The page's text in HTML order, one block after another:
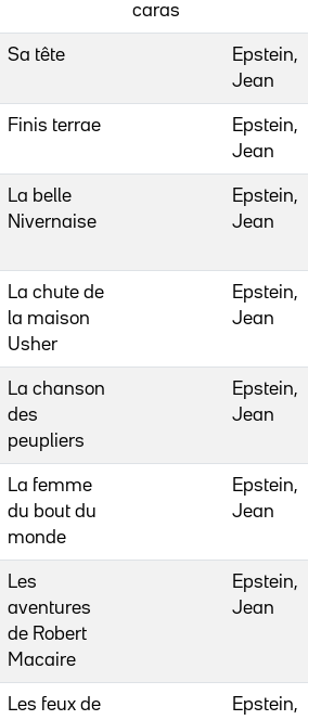
caras
Sa tête
Epstein,
Jean
Finis terrae
Epstein,
Jean
La belle
Nivernaise
Epstein,
Jean
La chute de
la maison
Usher
Epstein,
Jean
La chanson
des
peupliers
Epstein,
Jean
La femme
du bout du
monde
Epstein,
Jean
Les
aventures
de Robert
Macaire
Epstein,
Jean
Les feux de
Epstein,